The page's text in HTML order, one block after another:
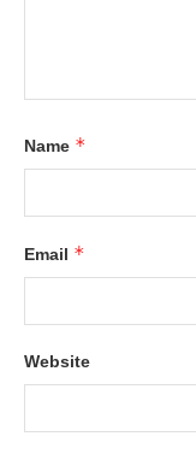
Name *
Email *
Website